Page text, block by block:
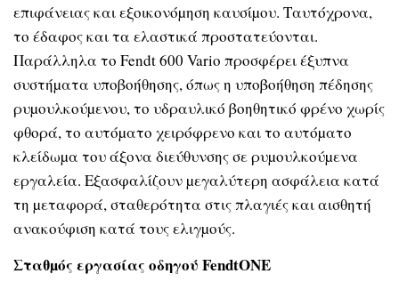
επιφάνειας και εξοικονόµηση καυσίµου. Ταυτόχρονα,
το έδαφος και τα ελαστικά προστατεύονται.
Παράλληλα το Fendt 600 Vario προσφέρει έξυπνα
συστήµατα υποβοήθησης, όπως η υποβοήθηση πέδησης
ρυµουλκούµενου, το υδραυλικό βοηθητικό φρένο χωρίς
φθορά, το αυτόµατο χειρόφρενο και το αυτόµατο
κλείδωµα του άξονα διεύθυνσης σε ρυµουλκούµενα
εργαλεία. Εξασφαλίζουν µεγαλύτερη ασφάλεια κατά
τη µεταφορά, σταθερότητα στις πλαγιές και αισθητή
ανακούφιση κατά τους ελιγµούς.
Σταθµός εργασίας οδηγού FendtONE